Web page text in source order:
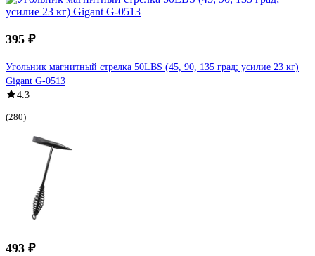
395 ₽
Угольник магнитный стрелка 50LBS (45, 90, 135 град; усилие 23 кг)
Gigant G-0513
4.3
(280)
493 ₽